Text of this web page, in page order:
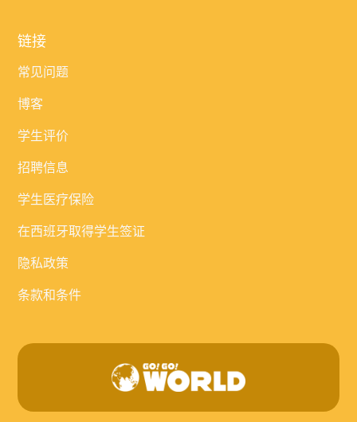
链接
常见问题
博客
学生评价
招聘信息
学生医疗保险
在西班牙取得学生签证
隐私政策
条款和条件